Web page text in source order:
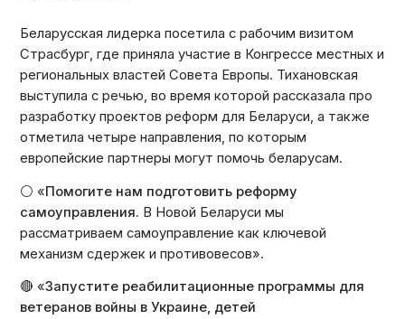
Беларусская лидерка посетила с рабочим визитом
Страсбург, где приняла участие в Конгрессе местных и
региональных властей Совета Европы. Тихановская
выступила с речью, во время которой рассказала про
разработку проектов реформ для Беларуси, а также
отметила четыре направления, по которым
европейские партнеры могут помочь беларусам.
⚪️ «Помогите нам подготовить реформу
самоуправления. В Новой Беларуси мы
рассматриваем самоуправление как ключевой
механизм сдержек и противовесов».
🔴 «Запустите реабилитационные программы для
ветеранов войны в Украине, детей